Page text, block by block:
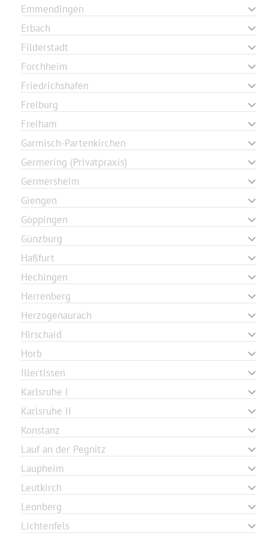
Emmendingen
Erbach
Filderstadt
Forchheim
Friedrichshafen
Freiburg
Freiham
Garmisch-Partenkirchen
Germering (Privatpraxis)
Germersheim
Giengen
Göppingen
Günzburg
Haßfurt
Hechingen
Herrenberg
Herzogenaurach
Hirschaid
Horb
Illertissen
Karlsruhe I
Karlsruhe II
Konstanz
Lauf an der Pegnitz
Laupheim
Leutkirch
Leonberg
Lichtenfels